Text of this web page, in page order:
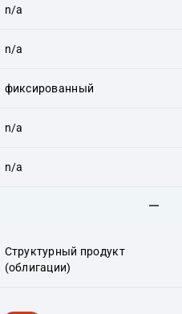
n/a
n/a
фиксированный
n/a
n/a
Структурный продукт
(облигации)